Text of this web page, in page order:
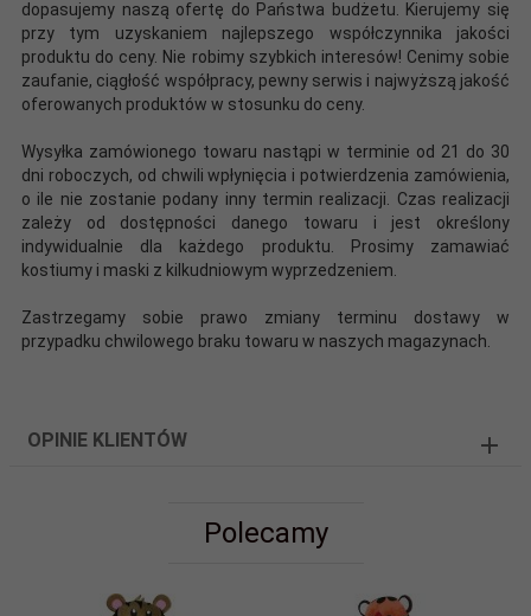
dopasujemy naszą ofertę do Państwa budżetu. Kierujemy się
przy tym uzyskaniem najlepszego współczynnika jakości
produktu do ceny. Nie robimy szybkich interesów! Cenimy sobie
zaufanie, ciągłość współpracy, pewny serwis i najwyższą jakość
oferowanych produktów w stosunku do ceny.
Wysyłka zamówionego towaru nastąpi w terminie od 21 do 30
dni roboczych, od chwili wpłynięcia i potwierdzenia zamówienia,
o ile nie zostanie podany inny termin realizacji. Czas realizacji
zależy od dostępności danego towaru i jest określony
indywidualnie dla każdego produktu. Prosimy zamawiać
kostiumy i maski z kilkudniowym wyprzedzeniem.
Zastrzegamy sobie prawo zmiany terminu dostawy w
przypadku chwilowego braku towaru w naszych magazynach.
OPINIE KLIENTÓW
Polecamy